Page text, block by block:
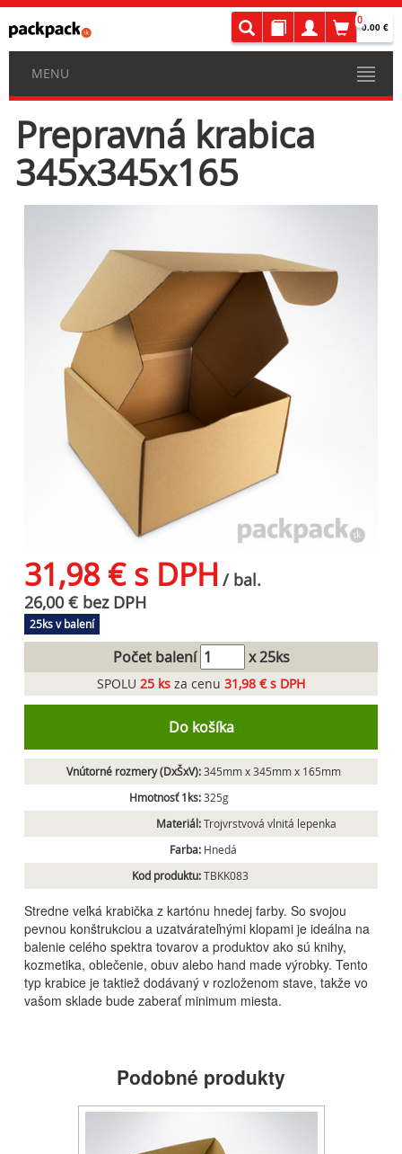
0
0.00 €
MENU
Prepravná krabica
345x345x165
31,98 € s DPH / bal.
26,00 € bez DPH
25ks v balení
Počet balení x 25ks
SPOLU 25 ks za cenu 31,98 € s DPH
Do košíka
Vnútorné rozmery (DxŠxV):345mm x 345mm x 165mm
Hmotnosť 1ks:325g
Materiál:Trojvrstvová vlnitá lepenka
Farba: Hnedá
Kod produktu:TBKK083
Stredne veľká krabička z kartónu hnedej farby. So svojou
pevnou konštrukciou a uzatvárateľnými klopami je ideálna na
balenie celého spektra tovarov a produktov ako sú knihy,
kozmetika, oblečenie, obuv alebo hand made výrobky. Tento
typ krabice je taktiež dodávaný v rozloženom stave, takže vo
vašom sklade bude zaberať minimum miesta.
Podobné produkty